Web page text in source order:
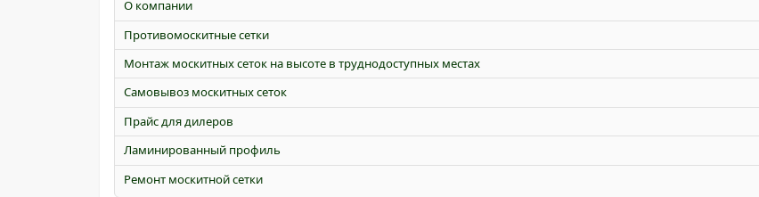
О компании
Противомоскитные сетки
Монтаж москитных сеток на высоте в труднодоступных местах
Самовывоз москитных сеток
Прайс для дилеров
Ламинированный профиль
Ремонт москитной сетки